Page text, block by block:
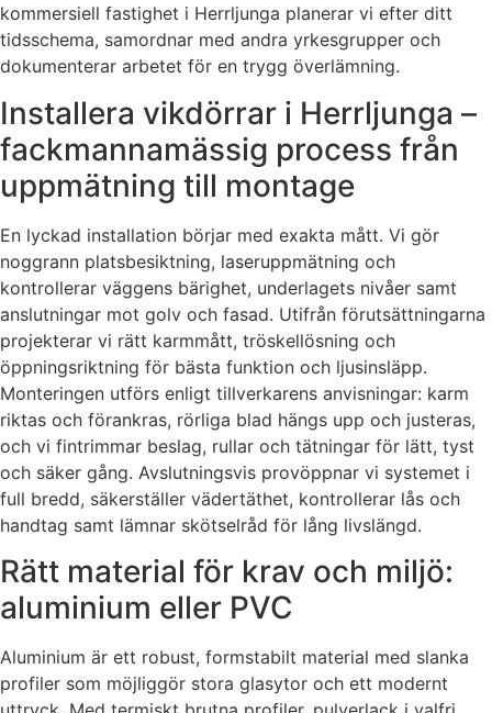
kommersiell fastighet i Herrljunga planerar vi efter ditt
tidsschema, samordnar med andra yrkesgrupper och
dokumenterar arbetet för en trygg överlämning.
Installera vikdörrar i Herrljunga –
fackmannamässig process från
uppmätning till montage
En lyckad installation börjar med exakta mått. Vi gör
noggrann platsbesiktning, laseruppmätning och
kontrollerar väggens bärighet, underlagets nivåer samt
anslutningar mot golv och fasad. Utifrån förutsättningarna
projekterar vi rätt karmmått, tröskellösning och
öppningsriktning för bästa funktion och ljusinsläpp.
Monteringen utförs enligt tillverkarens anvisningar: karm
riktas och förankras, rörliga blad hängs upp och justeras,
och vi fintrimmar beslag, rullar och tätningar för lätt, tyst
och säker gång. Avslutningsvis provöppnar vi systemet i
full bredd, säkerställer vädertäthet, kontrollerar lås och
handtag samt lämnar skötselråd för lång livslängd.
Rätt material för krav och miljö:
aluminium eller PVC
Aluminium är ett robust, formstabilt material med slanka
profiler som möjliggör stora glasytor och ett modernt